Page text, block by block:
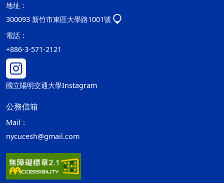
地址：
300093 新竹市東區大學路1001號
電話：
+886-3-571-2121
國立陽明交通大學Instagram
公務信箱
Mail：
nycucesh@gmail.com